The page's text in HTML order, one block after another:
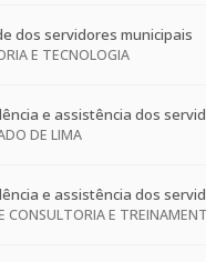
dos servidores municipais
E TECNOLOGIA
e assistência dos
DE LIMA
e assistência dos
CONSULTORIA E